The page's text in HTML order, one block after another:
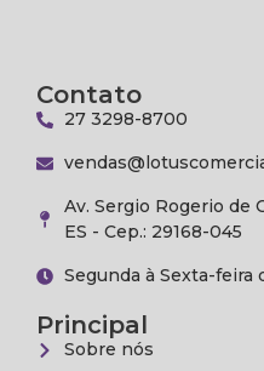
Contato
27 3298-8700
Av. Sergio Rogerio de
ES - Cep.: 29168-045
Segunda à Sexta-feira
Principal
Sobre nós